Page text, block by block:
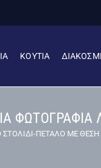
ΚΟΥΤΙΑ
ΦΩΤΟΓΡΑΦΙΑ
ΠΕΤΑΛΟ ΜΕ